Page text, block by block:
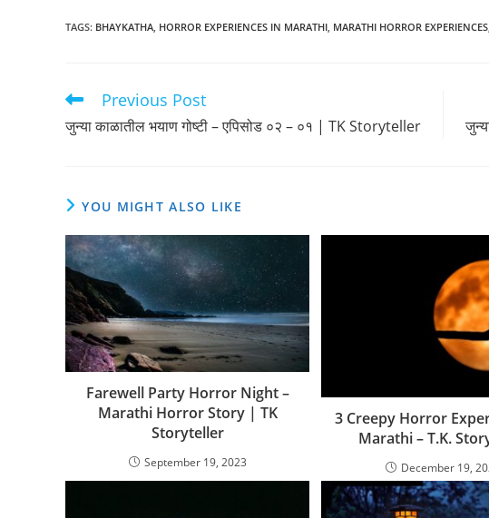
TAGS: BHAYKATHA HORROR EXPERIENCES IN MARATHI MARATHI HORROR EXPERIENCES
Read
articles
Previous Post
जुन्या काळातील भयाण गोष्टी – एपिसोड ०२ – ०१ | TK Storyteller
YOU MIGHT ALSO LIKE
Farewell Party Horror Night –
Marathi Horror Story | TK
Storyteller
September 19, 2023
3 Creepy Horror
Marathi – T.K.
December 19,